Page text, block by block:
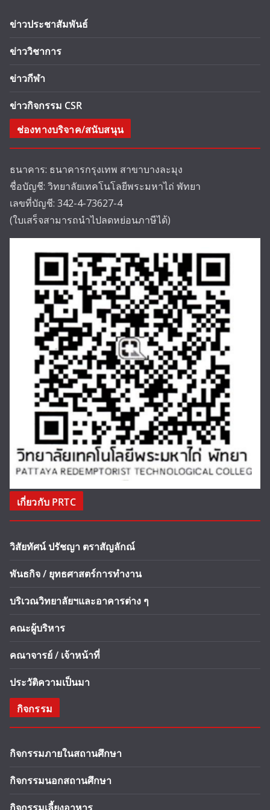
ข่าวประชาสัมพันธ์
ข่าววิชาการ
ข่าวกีฬา
ข่าวกิจกรรม CSR
ช่องทางบริจาค/สนับสนุน
ธนาคาร: ธนาคารกรุงเทพ สาขาบางละมุง
ชื่อบัญชี: วิทยาลัยเทคโนโลยีพระมหาไถ่ พัทยา
เลขที่บัญชี: 342-4-73627-4
(ใบเสร็จสามารถนำไปลดหย่อนภาษีได้)
เกี่ยวกับ PRTC
วิสัยทัศน์ ปรัชญา ตราสัญลักณ์
พันธกิจ / ยุทธศาสตร์การทำงาน
บริเวณวิทยาลัยฯและอาคารต่าง ๆ
คณะผู้บริหาร
คณาจารย์ / เจ้าหน้าที่
ประวัติความเป็นมา
กิจกรรม
กิจกรรมภายในสถานศึกษา
กิจกรรมนอกสถานศึกษา